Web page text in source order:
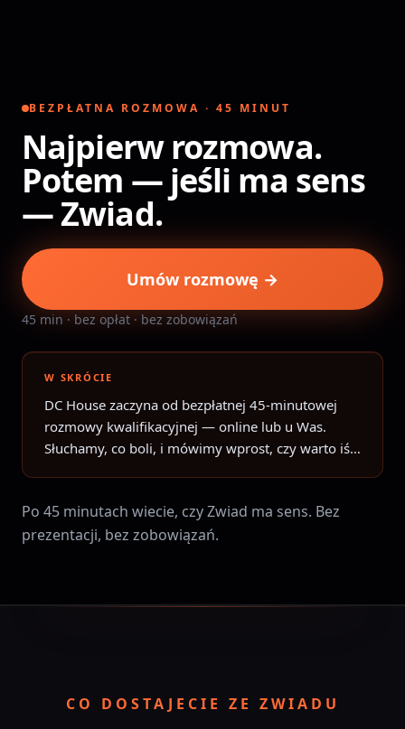
BEZPŁATNA ROZMOWA · 45 MINUT
Najpierw rozmowa.
Potem — jeśli ma sens
— Zwiad.
Umów rozmowę →
45 min · bez opłat · bez zobowiązań
W SKRÓCIE
DC House zaczyna od bezpłatnej 45-minutowej
rozmowy kwalifikacyjnej — online lub u Was.
Słuchamy, co boli, i mówimy wprost, czy warto iść
i widełki wdrożenia. Cena z umowy jest ceną
końcową.
Po 45 minutach wiecie, czy Zwiad ma sens. Bez
prezentacji, bez zobowiązań.
CO DOSTAJECIE ZE ZWIADU